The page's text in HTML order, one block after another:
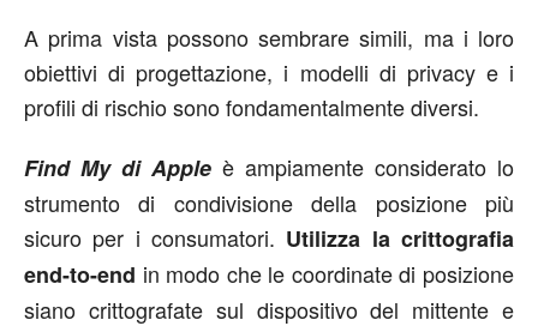
A prima vista possono sembrare simili, ma i loro
obiettivi di progettazione, i modelli di privacy e i
profili di rischio sono fondamentalmente diversi.
Find My di Apple è ampiamente considerato lo
strumento di condivisione della posizione più
sicuro per i consumatori. Utilizza la crittografia
end-to-end in modo che le coordinate di posizione
siano crittografate sul dispositivo del mittente e